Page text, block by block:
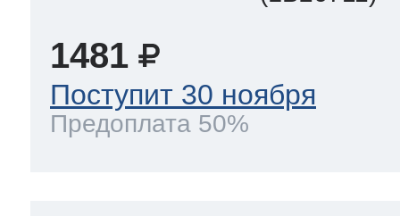
1481
Поступит 30 ноября
Предоплата 50%